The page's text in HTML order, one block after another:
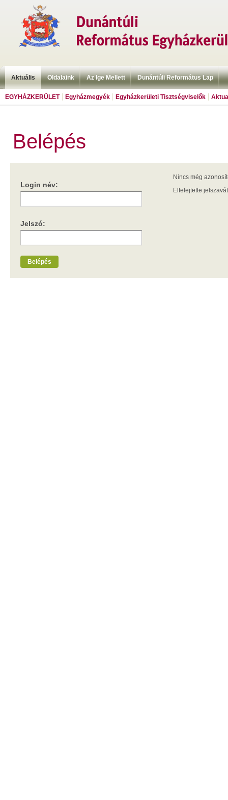
Aktuális Oldalaink Az Ige Mellett Dunántúli Református Lap
EGYHÁZKERÜLET Egyházmegyék Egyházkerületi Tisztségviselők
Belépés
Login név:
Jelszó:
Belépés
Nincs még
Elfelejtette